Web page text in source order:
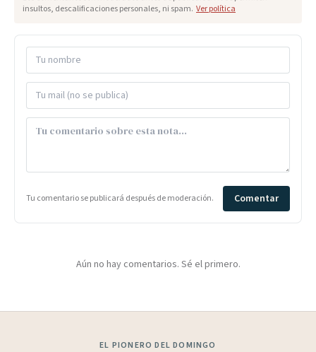
insultos, descalificaciones personales, ni spam. Ver política
Tu comentario se publicará después de moderación. Comentar
Aún no hay comentarios. Sé el primero.
EL PIONERO DEL DOMINGO